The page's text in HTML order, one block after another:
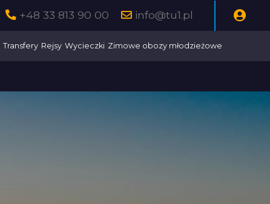
+48 33 813 90 00 info@tu1.pl
Transfery Rejsy Wycieczki Zimowe obozy młodzieżowe